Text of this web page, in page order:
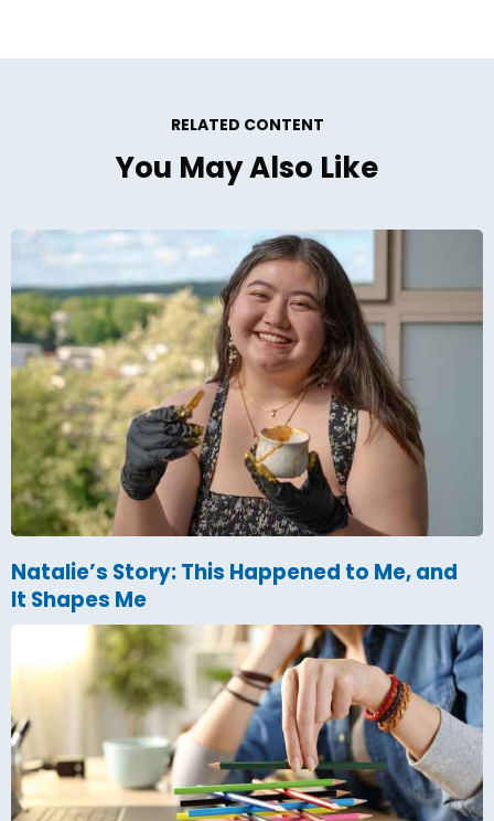
RELATED CONTENT
You May Also Like
Natalie’s Story: This Happened to Me, and
It Shapes Me